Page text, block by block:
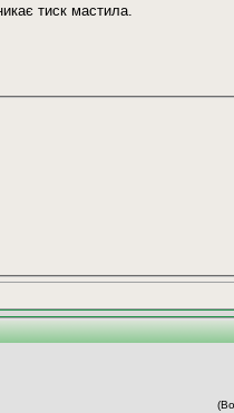
тиск мастила.